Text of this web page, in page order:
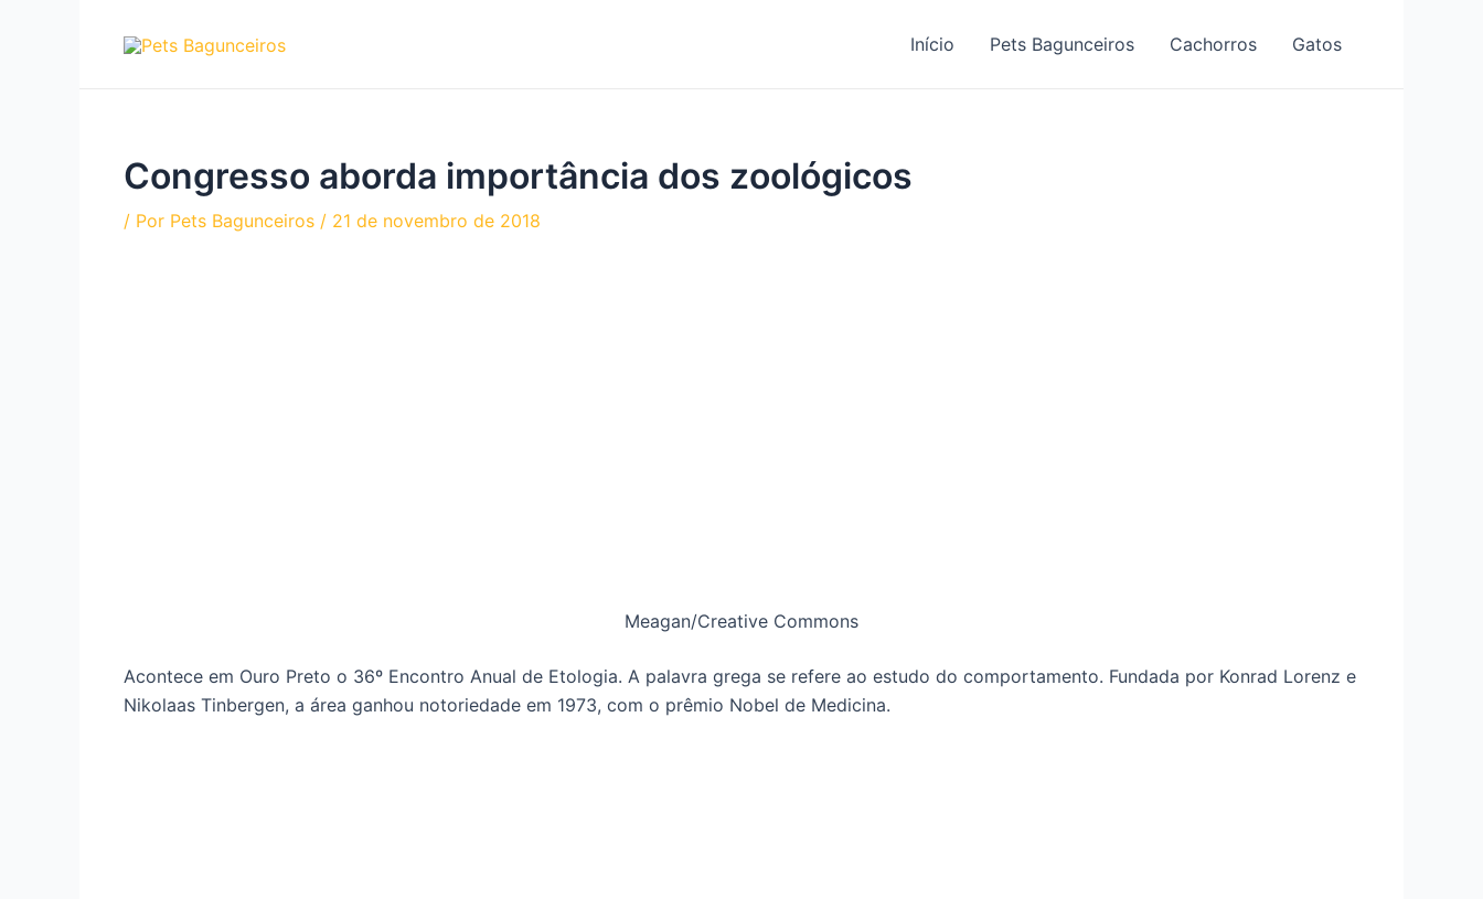
Início Pets Bagunceiros Cachorros Gatos
Congresso aborda importância dos zoológicos
/ Por Pets Bagunceiros / 21 de novembro de 2018
Meagan/Creative Commons
Acontece em Ouro Preto o 36º Encontro Anual de Etologia. A palavra grega se refere ao estudo do comportamento. Fundada por Konrad Lorenz e
Nikolaas Tinbergen, a área ganhou notoriedade em 1973, com o prêmio Nobel de Medicina.